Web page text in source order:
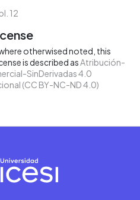
12
otherwised noted, this
is described asAtribución-
SinDerivadas 4.0
(CC BY-NC-ND 4.0)